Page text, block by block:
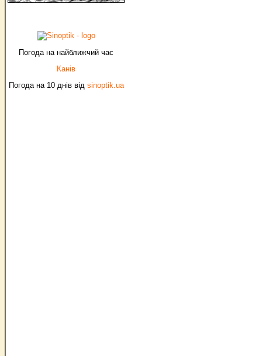
Погода на найближчий час
Канів
Погода на 10 днів від sinoptik.ua